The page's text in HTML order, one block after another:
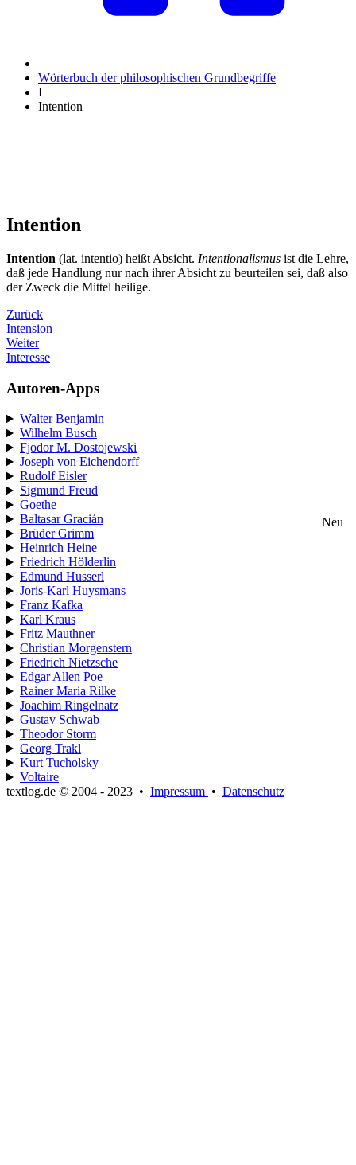
Wörterbuch der philosophischen Grundbegriffe
I
Intention
Intention
Intention (lat. intentio) heißt Absicht. Intentionalismus ist die Lehre,
daß jede Handlung nur nach ihrer Absicht zu beurteilen sei, daß also
der Zweck die Mittel heilige.
Zurück
Intension
Weiter
Interesse
Autoren-Apps
Walter Benjamin
Wilhelm Busch
Fjodor M. Dostojewski
Joseph von Eichendorff
Rudolf Eisler
Sigmund Freud
Goethe
Baltasar Gracián
Neu
Brüder Grimm
Heinrich Heine
Friedrich Hölderlin
Edmund Husserl
Joris-Karl Huysmans
Franz Kafka
Karl Kraus
Fritz Mauthner
Christian Morgenstern
Friedrich Nietzsche
Edgar Allen Poe
Rainer Maria Rilke
Joachim Ringelnatz
Gustav Schwab
Theodor Storm
Georg Trakl
Kurt Tucholsky
Voltaire
textlog.de © 2004 - 2023 • Impressum • Datenschutz